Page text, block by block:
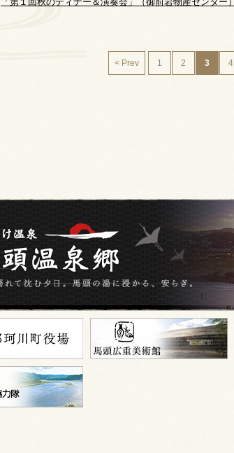
< Prev 1 2 3 4